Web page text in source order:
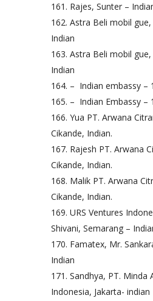
Rajes, Sunter –
Astra Beli mobil
Indian
Astra Beli mobil
Indian
– Indian embassy –
– Indian Embassy –
Yua PT. Arwana
Cikande, Indian.
Rajesh PT. Arwana
Cikande, Indian.
Malik PT. Arwana
Cikande, Indian.
URS Ventures
Shivani, Semarang –
Famatex, Mr.
Indian
Sandhya, PT. Minda
Indonesia, Jakarta- indian